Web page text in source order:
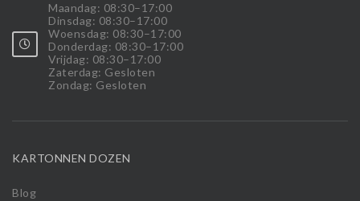
Maandag: 08:30–17:00
Dinsdag: 08:30–17:00
Woensdag: 08:30–17:00
Donderdag: 08:30–17:00
Vrijdag: 08:30–17:00
Zaterdag: Gesloten
Zondag: Gesloten
KARTONNEN DOZEN
Blog